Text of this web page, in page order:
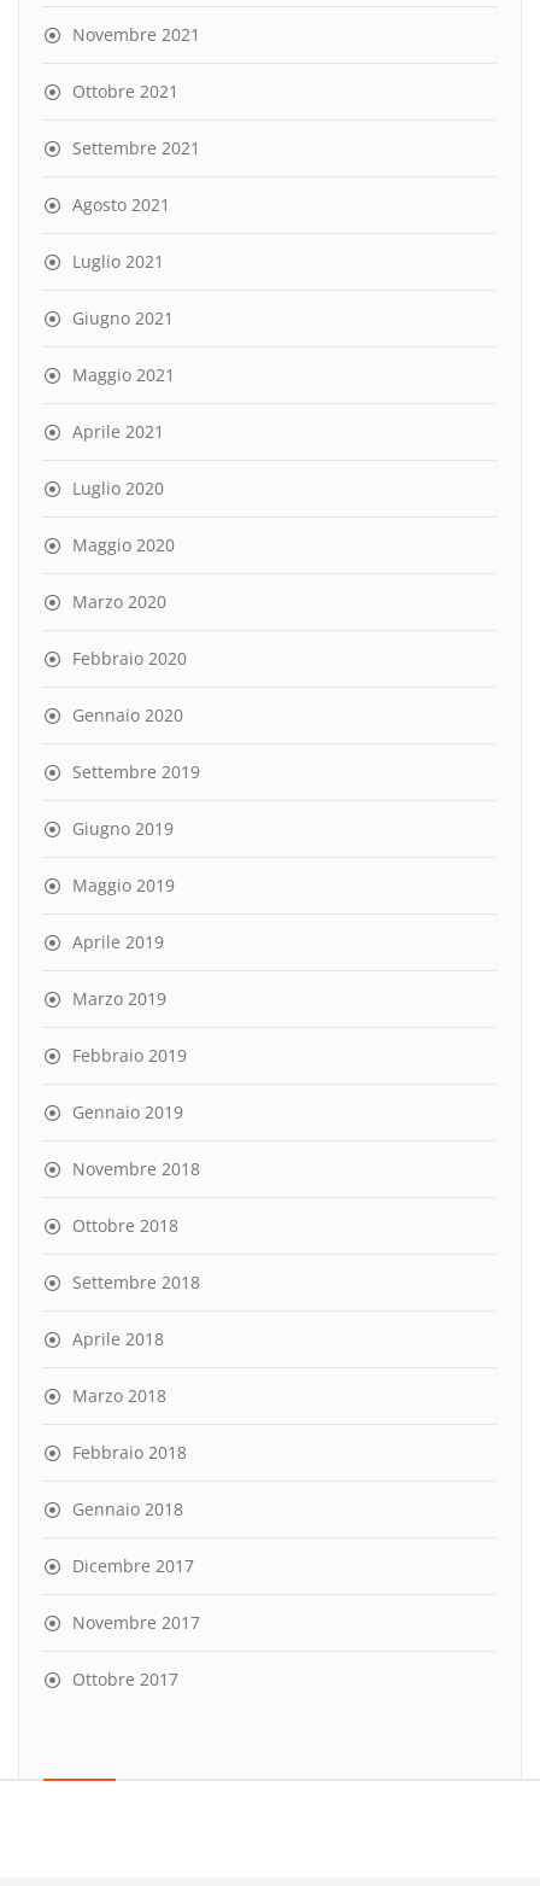
Novembre 2021
Ottobre 2021
Settembre 2021
Agosto 2021
Luglio 2021
Giugno 2021
Maggio 2021
Aprile 2021
Luglio 2020
Maggio 2020
Marzo 2020
Febbraio 2020
Gennaio 2020
Settembre 2019
Giugno 2019
Maggio 2019
Aprile 2019
Marzo 2019
Febbraio 2019
Gennaio 2019
Novembre 2018
Ottobre 2018
Settembre 2018
Aprile 2018
Marzo 2018
Febbraio 2018
Gennaio 2018
Dicembre 2017
Novembre 2017
Ottobre 2017